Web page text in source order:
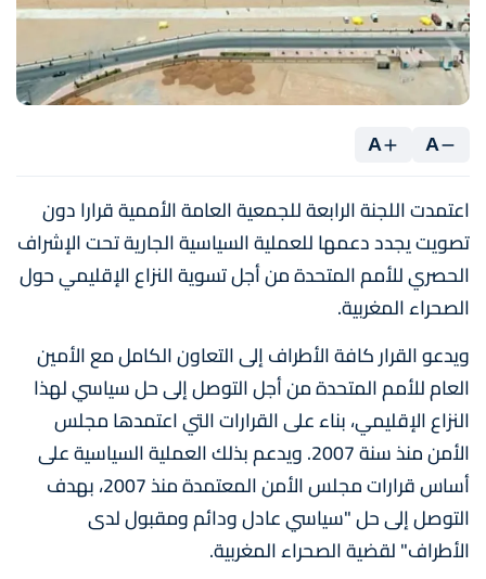
A
A
اعتمدت اللجنة الرابعة للجمعية العامة الأممية قرارا دون
تصويت يجدد دعمها للعملية السياسية الجارية تحت الإشراف
الحصري للأمم المتحدة من أجل تسوية النزاع الإقليمي حول
الصحراء المغربية.
ويدعو القرار كافة الأطراف إلى التعاون الكامل مع الأمين
العام للأمم المتحدة من أجل التوصل إلى حل سياسي لهذا
النزاع الإقليمي، بناء على القرارات التي اعتمدها مجلس
الأمن منذ سنة 2007. ويدعم بذلك العملية السياسية على
أساس قرارات مجلس الأمن المعتمدة منذ 2007، بهدف
التوصل إلى حل "سياسي عادل ودائم ومقبول لدى
الأطراف" لقضية الصحراء المغربية.